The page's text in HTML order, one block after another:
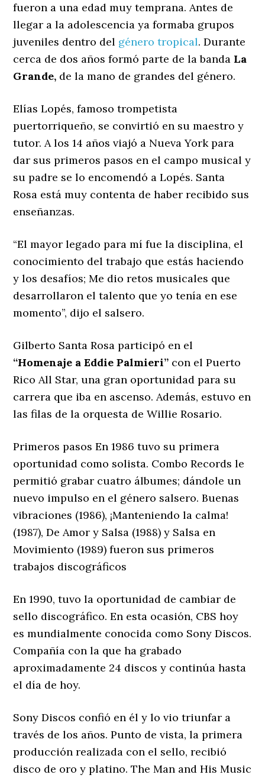
fueron a una edad muy temprana. Antes de
llegar a la adolescencia ya formaba grupos
juveniles dentro del género tropical. Durante
cerca de dos años formó parte de la banda La
Grande, de la mano de grandes del género.
Elías Lopés, famoso trompetista
puertorriqueño, se convirtió en su maestro y
tutor. A los 14 años viajó a Nueva York para
dar sus primeros pasos en el campo musical y
su padre se lo encomendó a Lopés. Santa
Rosa está muy contenta de haber recibido sus
enseñanzas.
“El mayor legado para mí fue la disciplina, el
conocimiento del trabajo que estás haciendo
y los desafíos; Me dio retos musicales que
desarrollaron el talento que yo tenía en ese
momento”, dijo el salsero.
Gilberto Santa Rosa participó en el
“Homenaje a Eddie Palmieri” con el Puerto
Rico All Star, una gran oportunidad para su
carrera que iba en ascenso. Además, estuvo en
las filas de la orquesta de Willie Rosario.
Primeros pasos En 1986 tuvo su primera
oportunidad como solista. Combo Records le
permitió grabar cuatro álbumes; dándole un
nuevo impulso en el género salsero. Buenas
vibraciones (1986), ¡Manteniendo la calma!
(1987), De Amor y Salsa (1988) y Salsa en
Movimiento (1989) fueron sus primeros
trabajos discográficos
En 1990, tuvo la oportunidad de cambiar de
sello discográfico. En esta ocasión, CBS hoy
es mundialmente conocida como Sony Discos.
Compañía con la que ha grabado
aproximadamente 24 discos y continúa hasta
el día de hoy.
Sony Discos confió en él y lo vio triunfar a
través de los años. Punto de vista, la primera
producción realizada con el sello, recibió
disco de oro y platino. The Man and His Music